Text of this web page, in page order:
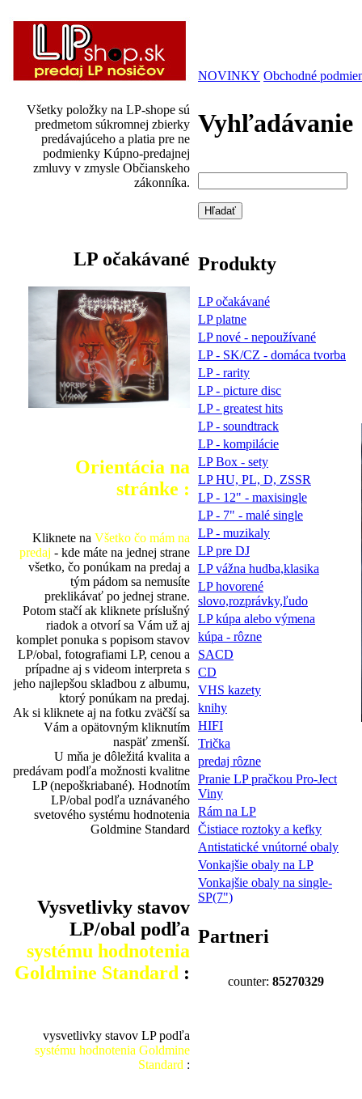
Všetky položky na LP-shope sú
predmetom súkromnej zbierky
predávajúceho a platia pre ne
podmienky Kúpno-predajnej
zmluvy v zmysle Občianskeho
zákonníka.
LP očakávané
Orientácia na
stránke :
Kliknete na Všetko čo mám na
predaj - kde máte na jednej strane
všetko, čo ponúkam na predaj a
tým pádom sa nemusíte
preklikávať po jednej strane.
Potom stačí ak kliknete príslušný
riadok a otvorí sa Vám už aj
komplet ponuka s popisom stavov
LP/obal, fotografiami LP, cenou a
prípadne aj s videom interpreta s
jeho najlepšou skladbou z albumu,
ktorý ponúkam na predaj.
Ak si kliknete aj na fotku zväčší sa
Vám a opätovným kliknutím
naspäť zmenší.
U mňa je dôležitá kvalita a
predávam podľa možnosti kvalitne
LP (nepoškriabané). Hodnotím
LP/obal podľa uznávaného
svetového systému hodnotenia
Goldmine Standard
Vysvetlivky stavov
LP/obal podľa
systému hodnotenia
Goldmine Standard :
vysvetlivky stavov LP podľa
systému hodnotenia Goldmine
Standard :
NOVINKY Obchodné
Vyhľadávanie
Produkty
LP očakávané
LP platne
LP nové - nepoužívané
LP - SK/CZ - domáca tvorba
LP - rarity
LP - picture disc
LP - greatest hits
LP - soundtrack
LP - kompilácie
LP Box - sety
LP HU, PL, D, ZSSR
LP - 12" - maxisingle
LP - 7" - malé single
LP - muzikaly
LP pre DJ
LP vážna hudba,klasika
LP hovorené
slovo,rozprávky,ľudo
LP kúpa alebo výmena
kúpa - rôzne
SACD
CD
VHS kazety
knihy
HIFI
Trička
predaj rôzne
Pranie LP pračkou Pro-Ject
Viny
Rám na LP
Čistiace roztoky a kefky
Antistatické vnútorné obaly
Vonkajšie obaly na LP
Vonkajšie obaly na single-
SP(7")
Partneri
counter: 85270329